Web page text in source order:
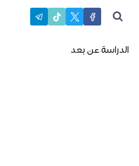
الدراسة عن بعد